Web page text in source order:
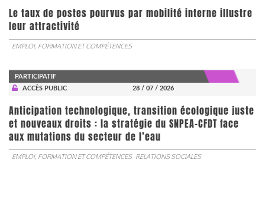
Le taux de postes pourvus par mobilité interne illustre
leur attractivité
EMPLOI, FORMATION ET COMPÉTENCES
PARTICIPATIF
ACCÈS PUBLIC
28 / 07 / 2026
Anticipation technologique, transition écologique juste
et nouveaux droits : la stratégie du SNPEA-CFDT face
aux mutations du secteur de l’eau
EMPLOI, FORMATION ET COMPÉTENCES RELATIONS SOCIALES